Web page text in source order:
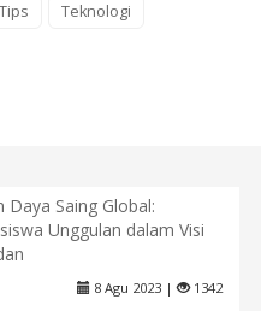
Tips Teknologi
Daya Saing Global:
Unggulan dalam Visi
8 Agu 2023 | 1342